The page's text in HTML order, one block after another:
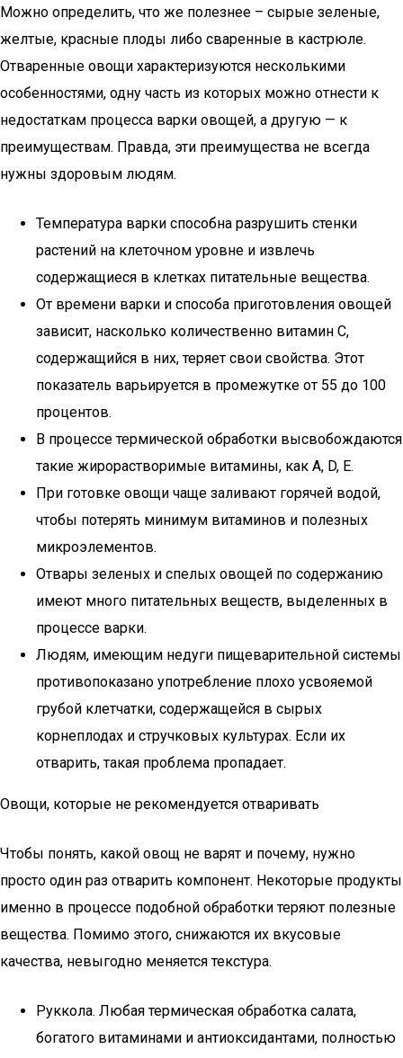
Можно определить, что же полезнее – сырые зеленые,
желтые, красные плоды либо сваренные в кастрюле.
Отваренные овощи характеризуются несколькими
особенностями, одну часть из которых можно отнести к
недостаткам процесса варки овощей, а другую — к
преимуществам. Правда, эти преимущества не всегда
нужны здоровым людям.
Температура варки способна разрушить стенки
растений на клеточном уровне и извлечь
содержащиеся в клетках питательные вещества.
От времени варки и способа приготовления овощей
зависит, насколько количественно витамин С,
содержащийся в них, теряет свои свойства. Этот
показатель варьируется в промежутке от 55 до 100
процентов.
В процессе термической обработки высвобождаются
такие жирорастворимые витамины, как A, D, E.
При готовке овощи чаще заливают горячей водой,
чтобы потерять минимум витаминов и полезных
микроэлементов.
Отвары зеленых и спелых овощей по содержанию
имеют много питательных веществ, выделенных в
процессе варки.
Людям, имеющим недуги пищеварительной системы
противопоказано употребление плохо усвояемой
грубой клетчатки, содержащейся в сырых
корнеплодах и стручковых культурах. Если их
отварить, такая проблема пропадает.
Овощи, которые не рекомендуется отваривать
Чтобы понять, какой овощ не варят и почему, нужно
просто один раз отварить компонент. Некоторые продукты
именно в процессе подобной обработки теряют полезные
вещества. Помимо этого, снижаются их вкусовые
качества, невыгодно меняется текстура.
Руккола. Любая термическая обработка салата,
богатого витаминами и антиоксидантами, полностью